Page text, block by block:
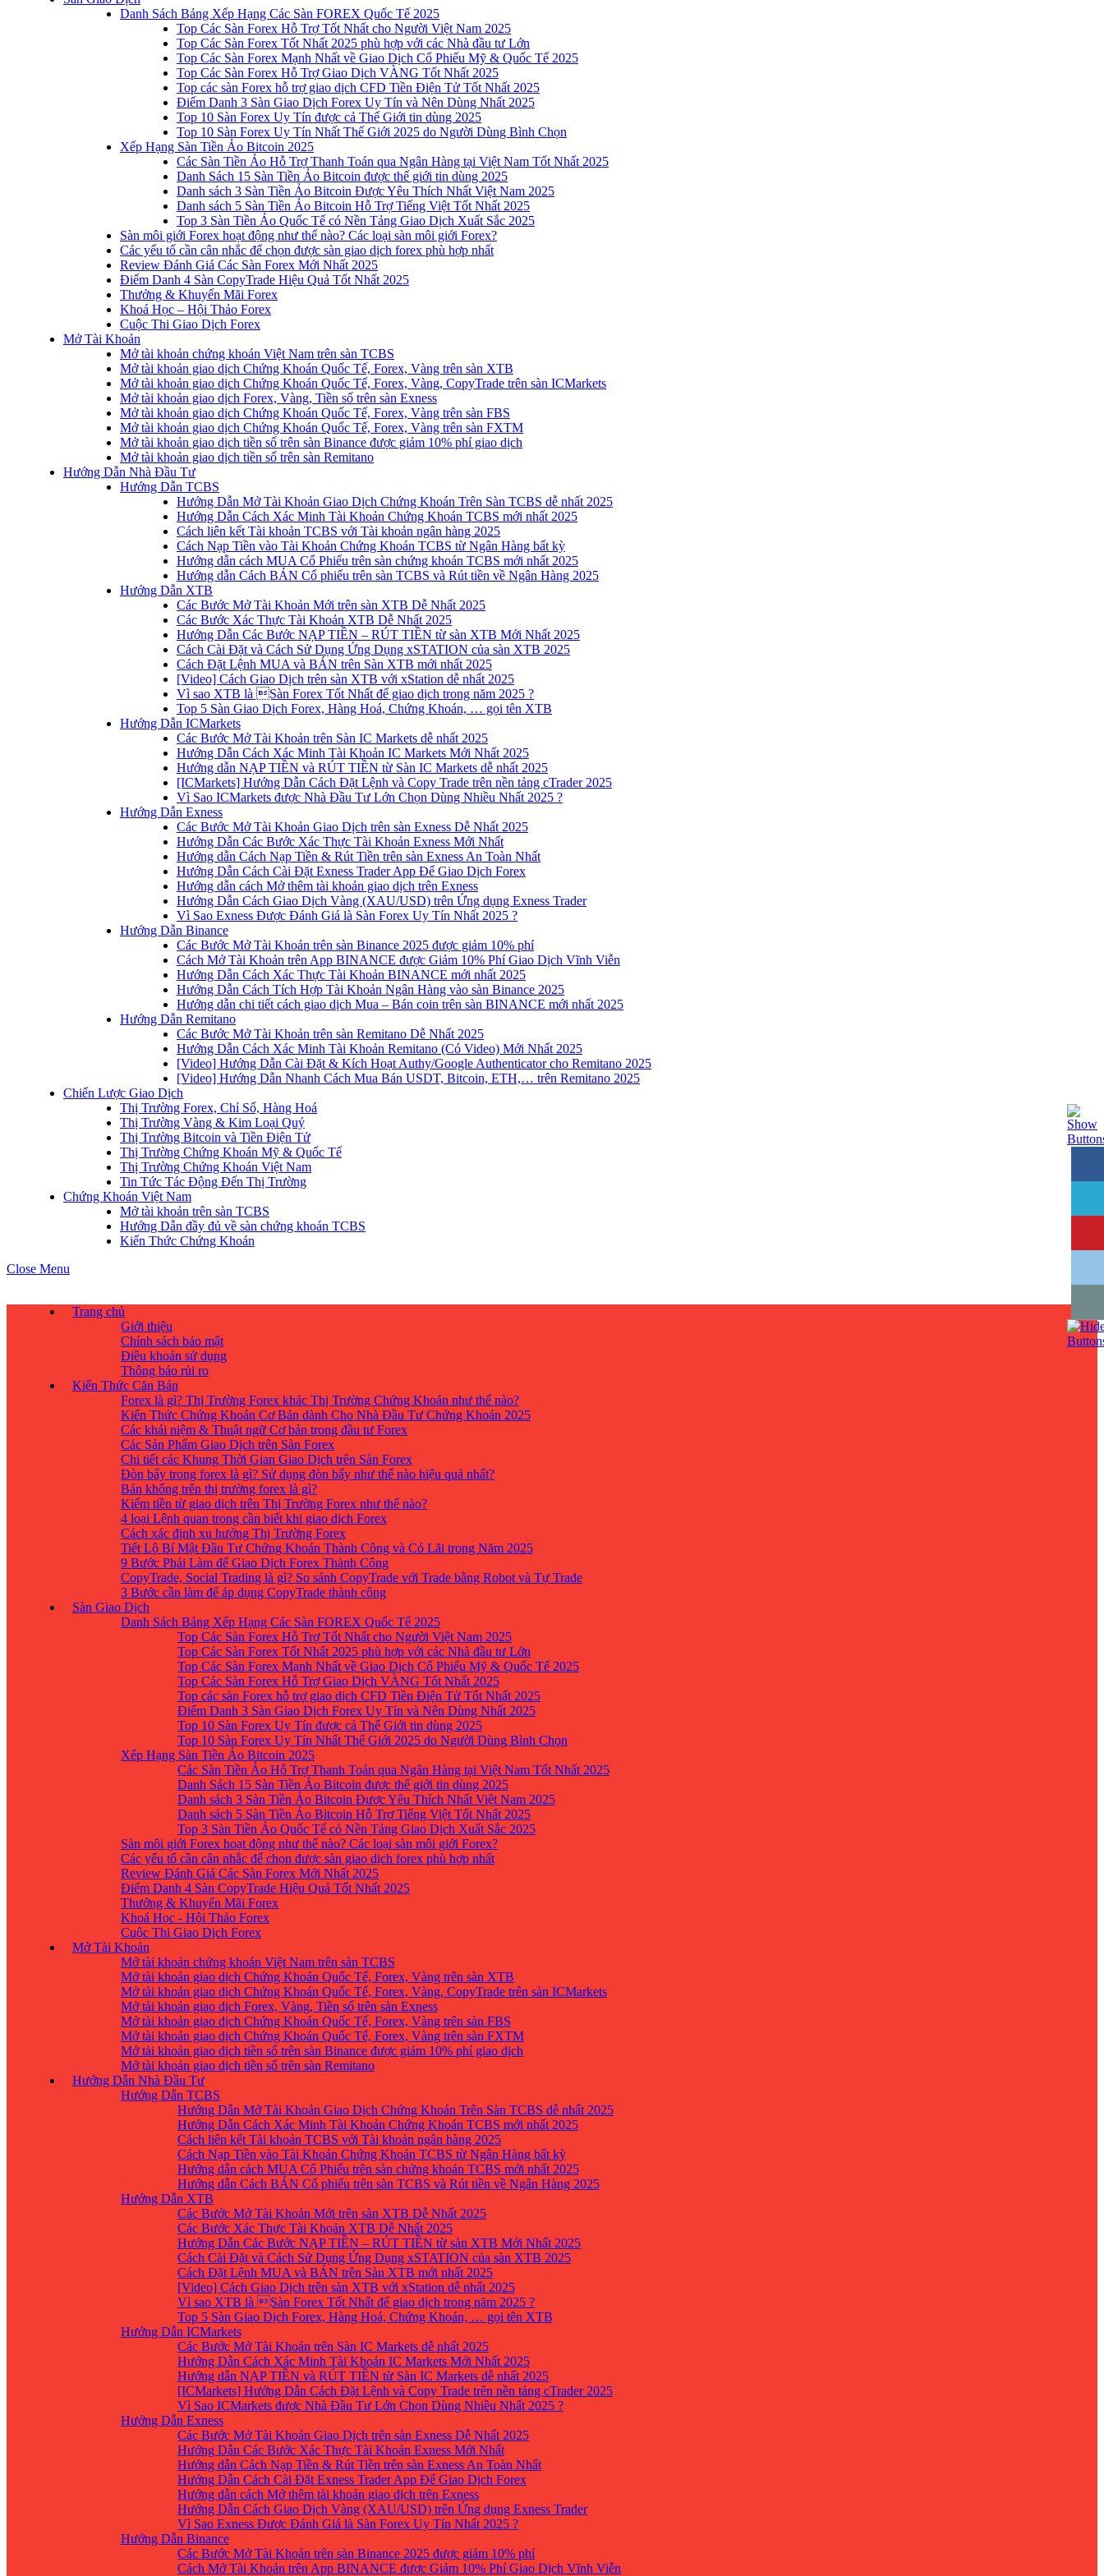
Danh Sách Bảng Xếp Hạng Các Sàn FOREX Quốc Tế 2025
Top Các Sàn Forex Hỗ Trợ Tốt Nhất cho Người Việt Nam 2025
Top Các Sàn Forex Tốt Nhất 2025 phù hợp với các Nhà đầu tư Lớn
Top Các Sàn Forex Mạnh Nhất về Giao Dịch Cổ Phiếu Mỹ & Quốc Tế 2025
Top Các Sàn Forex Hỗ Trợ Giao Dịch VÀNG Tốt Nhất 2025
Top các sàn Forex hỗ trợ giao dịch CFD Tiền Điện Tử Tốt Nhất 2025
Điểm Danh 3 Sàn Giao Dịch Forex Uy Tín và Nên Dùng Nhất 2025
Top 10 Sàn Forex Uy Tín được cả Thế Giới tin dùng 2025
Top 10 Sàn Forex Uy Tín Nhất Thế Giới 2025 do Người Dùng Bình Chọn
Xếp Hạng Sàn Tiền Ảo Bitcoin 2025
Các Sàn Tiền Ảo Hỗ Trợ Thanh Toán qua Ngân Hàng tại Việt Nam Tốt Nhất 2025
Danh Sách 15 Sàn Tiền Ảo Bitcoin được thế giới tin dùng 2025
Danh sách 3 Sàn Tiền Ảo Bitcoin Được Yêu Thích Nhất Việt Nam 2025
Danh sách 5 Sàn Tiền Ảo Bitcoin Hỗ Trợ Tiếng Việt Tốt Nhất 2025
Top 3 Sàn Tiền Ảo Quốc Tế có Nền Tảng Giao Dịch Xuất Sắc 2025
Sàn môi giới Forex hoạt động như thế nào? Các loại sàn môi giới Forex?
Các yếu tố cần cân nhắc để chọn được sàn giao dịch forex phù hợp nhất
Review Đánh Giá Các Sàn Forex Mới Nhất 2025
Điểm Danh 4 Sàn CopyTrade Hiệu Quả Tốt Nhất 2025
Thưởng & Khuyến Mãi Forex
Khoá Học – Hội Thảo Forex
Cuộc Thi Giao Dịch Forex
Mở Tài Khoản
Mở tài khoản chứng khoán Việt Nam trên sàn TCBS
Mở tài khoản giao dịch Chứng Khoán Quốc Tế, Forex, Vàng trên sàn XTB
Mở tài khoản giao dịch Chứng Khoán Quốc Tế, Forex, Vàng, CopyTrade trên sàn ICMarkets
Mở tài khoản giao dịch Forex, Vàng, Tiền số trên sàn Exness
Mở tài khoản giao dịch Chứng Khoán Quốc Tế, Forex, Vàng trên sàn FBS
Mở tài khoản giao dịch Chứng Khoán Quốc Tế, Forex, Vàng trên sàn FXTM
Mở tài khoản giao dịch tiền số trên sàn Binance được giảm 10% phí giao dịch
Mở tài khoản giao dịch tiền số trên sàn Remitano
Hướng Dẫn Nhà Đầu Tư
Hướng Dẫn TCBS
Hướng Dẫn Mở Tài Khoản Giao Dịch Chứng Khoán Trên Sàn TCBS dễ nhất 2025
Hướng Dẫn Cách Xác Minh Tài Khoản Chứng Khoán TCBS mới nhất 2025
Cách liên kết Tài khoản TCBS với Tài khoản ngân hàng 2025
Cách Nạp Tiền vào Tài Khoản Chứng Khoán TCBS từ Ngân Hàng bất kỳ
Hướng dẫn cách MUA Cổ Phiếu trên sàn chứng khoán TCBS mới nhất 2025
Hướng dẫn Cách BÁN Cổ phiếu trên sàn TCBS và Rút tiền về Ngân Hàng 2025
Hướng Dẫn XTB
Các Bước Mở Tài Khoản Mới trên sàn XTB Dễ Nhất 2025
Các Bước Xác Thực Tài Khoản XTB Dễ Nhất 2025
Hướng Dẫn Các Bước NẠP TIỀN – RÚT TIỀN từ sàn XTB Mới Nhất 2025
Cách Cài Đặt và Cách Sử Dụng Ứng Dụng xSTATION của sàn XTB 2025
Cách Đặt Lệnh MUA và BÁN trên Sàn XTB mới nhất 2025
[Video] Cách Giao Dịch trên sàn XTB với xStation dễ nhất 2025
Vì sao XTB là Sàn Forex Tốt Nhất để giao dịch trong năm 2025 ?
Top 5 Sàn Giao Dịch Forex, Hàng Hoá, Chứng Khoán, … gọi tên XTB
Hướng Dẫn ICMarkets
Các Bước Mở Tài Khoản trên Sàn IC Markets dễ nhất 2025
Hướng Dẫn Cách Xác Minh Tài Khoản IC Markets Mới Nhất 2025
Hướng dẫn NẠP TIỀN và RÚT TIỀN từ Sàn IC Markets dễ nhất 2025
[ICMarkets] Hướng Dẫn Cách Đặt Lệnh và Copy Trade trên nền tảng cTrader 2025
Vì Sao ICMarkets được Nhà Đầu Tư Lớn Chọn Dùng Nhiều Nhất 2025 ?
Hướng Dẫn Exness
Các Bước Mở Tài Khoản Giao Dịch trên sàn Exness Dễ Nhất 2025
Hướng Dẫn Các Bước Xác Thực Tài Khoản Exness Mới Nhất
Hướng dẫn Cách Nạp Tiền & Rút Tiền trên sàn Exness An Toàn Nhất
Hướng Dẫn Cách Cài Đặt Exness Trader App Để Giao Dịch Forex
Hướng dẫn cách Mở thêm tài khoản giao dịch trên Exness
Hướng Dẫn Cách Giao Dịch Vàng (XAU/USD) trên Ứng dụng Exness Trader
Vì Sao Exness Được Đánh Giá là Sàn Forex Uy Tín Nhất 2025 ?
Hướng Dẫn Binance
Các Bước Mở Tài Khoản trên sàn Binance 2025 được giảm 10% phí
Cách Mở Tài Khoản trên App BINANCE được Giảm 10% Phí Giao Dịch Vĩnh Viễn
Hướng Dẫn Cách Xác Thực Tài Khoản BINANCE mới nhất 2025
Hướng Dẫn Cách Tích Hợp Tài Khoản Ngân Hàng vào sàn Binance 2025
Hướng dẫn chi tiết cách giao dịch Mua – Bán coin trên sàn BINANCE mới nhất 2025
Hướng Dẫn Remitano
Các Bước Mở Tài Khoản trên sàn Remitano Dễ Nhất 2025
Hướng Dẫn Cách Xác Minh Tài Khoản Remitano (Có Video) Mới Nhất 2025
[Video] Hướng Dẫn Cài Đặt & Kích Hoạt Authy/Google Authenticator cho Remitano 2025
[Video] Hướng Dẫn Nhanh Cách Mua Bán USDT, Bitcoin, ETH,… trên Remitano 2025
Chiến Lược Giao Dịch
Thị Trường Forex, Chỉ Số, Hàng Hoá
Thị Trường Vàng & Kim Loại Quý
Thị Trường Bitcoin và Tiền Điện Tử
Thị Trường Chứng Khoán Mỹ & Quốc Tế
Thị Trường Chứng Khoán Việt Nam
Tin Tức Tác Động Đến Thị Trường
Chứng Khoán Việt Nam
Mở tài khoản trên sàn TCBS
Hướng Dẫn đầy đủ về sàn chứng khoán TCBS
Kiến Thức Chứng Khoán
Close Menu
Trang chủ
Giới thiệu
Chính sách bảo mật
Điều khoản sử dụng
Thông báo rủi ro
Kiến Thức Căn Bản
Forex là gì? Thị Trường Forex khác Thị Trường Chứng Khoán như thế nào?
Kiến Thức Chứng Khoán Cơ Bản dành Cho Nhà Đầu Tư Chứng Khoán 2025
Các khái niệm & Thuật ngữ Cơ bản trong đầu tư Forex
Các Sản Phẩm Giao Dịch trên Sàn Forex
Chi tiết các Khung Thời Gian Giao Dịch trên Sàn Forex
Đòn bẩy trong forex là gì? Sử dụng đòn bẩy như thế nào hiệu quả nhất?
Bán khống trên thị trường forex là gì?
Kiếm tiền từ giao dịch trên Thị Trường Forex như thế nào?
4 loại Lệnh quan trọng cần biết khi giao dịch Forex
Cách xác định xu hướng Thị Trường Forex
Tiết Lộ Bí Mật Đầu Tư Chứng Khoán Thành Công và Có Lãi trong Năm 2025
9 Bước Phải Làm để Giao Dịch Forex Thành Công
CopyTrade, Social Trading là gì? So sánh CopyTrade với Trade bằng Robot và Tự Trade
3 Bước cần làm để áp dụng CopyTrade thành công
Sàn Giao Dịch
Danh Sách Bảng Xếp Hạng Các Sàn FOREX Quốc Tế 2025
Top Các Sàn Forex Hỗ Trợ Tốt Nhất cho Người Việt Nam 2025
Top Các Sàn Forex Tốt Nhất 2025 phù hợp với các Nhà đầu tư Lớn
Top Các Sàn Forex Mạnh Nhất về Giao Dịch Cổ Phiếu Mỹ & Quốc Tế 2025
Top Các Sàn Forex Hỗ Trợ Giao Dịch VÀNG Tốt Nhất 2025
Top các sàn Forex hỗ trợ giao dịch CFD Tiền Điện Tử Tốt Nhất 2025
Điểm Danh 3 Sàn Giao Dịch Forex Uy Tín và Nên Dùng Nhất 2025
Top 10 Sàn Forex Uy Tín được cả Thế Giới tin dùng 2025
Top 10 Sàn Forex Uy Tín Nhất Thế Giới 2025 do Người Dùng Bình Chọn
Xếp Hạng Sàn Tiền Ảo Bitcoin 2025
Các Sàn Tiền Ảo Hỗ Trợ Thanh Toán qua Ngân Hàng tại Việt Nam Tốt Nhất 2025
Danh Sách 15 Sàn Tiền Ảo Bitcoin được thế giới tin dùng 2025
Danh sách 3 Sàn Tiền Ảo Bitcoin Được Yêu Thích Nhất Việt Nam 2025
Danh sách 5 Sàn Tiền Ảo Bitcoin Hỗ Trợ Tiếng Việt Tốt Nhất 2025
Top 3 Sàn Tiền Ảo Quốc Tế có Nền Tảng Giao Dịch Xuất Sắc 2025
Sàn môi giới Forex hoạt động như thế nào? Các loại sàn môi giới Forex?
Các yếu tố cần cân nhắc để chọn được sàn giao dịch forex phù hợp nhất
Review Đánh Giá Các Sàn Forex Mới Nhất 2025
Điểm Danh 4 Sàn CopyTrade Hiệu Quả Tốt Nhất 2025
Thưởng & Khuyến Mãi Forex
Khoá Học - Hội Thảo Forex
Cuộc Thi Giao Dịch Forex
Mở Tài Khoản
Mở tài khoản chứng khoán Việt Nam trên sàn TCBS
Mở tài khoản giao dịch Chứng Khoán Quốc Tế, Forex, Vàng trên sàn XTB
Mở tài khoản giao dịch Chứng Khoán Quốc Tế, Forex, Vàng, CopyTrade trên sàn ICMarkets
Mở tài khoản giao dịch Forex, Vàng, Tiền số trên sàn Exness
Mở tài khoản giao dịch Chứng Khoán Quốc Tế, Forex, Vàng trên sàn FBS
Mở tài khoản giao dịch Chứng Khoán Quốc Tế, Forex, Vàng trên sàn FXTM
Mở tài khoản giao dịch tiền số trên sàn Binance được giảm 10% phí giao dịch
Mở tài khoản giao dịch tiền số trên sàn Remitano
Hướng Dẫn Nhà Đầu Tư
Hướng Dẫn TCBS
Hướng Dẫn Mở Tài Khoản Giao Dịch Chứng Khoán Trên Sàn TCBS dễ nhất 2025
Hướng Dẫn Cách Xác Minh Tài Khoản Chứng Khoán TCBS mới nhất 2025
Cách liên kết Tài khoản TCBS với Tài khoản ngân hàng 2025
Cách Nạp Tiền vào Tài Khoản Chứng Khoán TCBS từ Ngân Hàng bất kỳ
Hướng dẫn cách MUA Cổ Phiếu trên sàn chứng khoán TCBS mới nhất 2025
Hướng dẫn Cách BÁN Cổ phiếu trên sàn TCBS và Rút tiền về Ngân Hàng 2025
Hướng Dẫn XTB
Các Bước Mở Tài Khoản Mới trên sàn XTB Dễ Nhất 2025
Các Bước Xác Thực Tài Khoản XTB Dễ Nhất 2025
Hướng Dẫn Các Bước NẠP TIỀN – RÚT TIỀN từ sàn XTB Mới Nhất 2025
Cách Cài Đặt và Cách Sử Dụng Ứng Dụng xSTATION của sàn XTB 2025
Cách Đặt Lệnh MUA và BÁN trên Sàn XTB mới nhất 2025
[Video] Cách Giao Dịch trên sàn XTB với xStation dễ nhất 2025
Vì sao XTB là Sàn Forex Tốt Nhất để giao dịch trong năm 2025 ?
Top 5 Sàn Giao Dịch Forex, Hàng Hoá, Chứng Khoán, … gọi tên XTB
Hướng Dẫn ICMarkets
Các Bước Mở Tài Khoản trên Sàn IC Markets dễ nhất 2025
Hướng Dẫn Cách Xác Minh Tài Khoản IC Markets Mới Nhất 2025
Hướng dẫn NẠP TIỀN và RÚT TIỀN từ Sàn IC Markets dễ nhất 2025
[ICMarkets] Hướng Dẫn Cách Đặt Lệnh và Copy Trade trên nền tảng cTrader 2025
Vì Sao ICMarkets được Nhà Đầu Tư Lớn Chọn Dùng Nhiều Nhất 2025 ?
Hướng Dẫn Exness
Các Bước Mở Tài Khoản Giao Dịch trên sàn Exness Dễ Nhất 2025
Hướng Dẫn Các Bước Xác Thực Tài Khoản Exness Mới Nhất
Hướng dẫn Cách Nạp Tiền & Rút Tiền trên sàn Exness An Toàn Nhất
Hướng Dẫn Cách Cài Đặt Exness Trader App Để Giao Dịch Forex
Hướng dẫn cách Mở thêm tài khoản giao dịch trên Exness
Hướng Dẫn Cách Giao Dịch Vàng (XAU/USD) trên Ứng dụng Exness Trader
Vì Sao Exness Được Đánh Giá là Sàn Forex Uy Tín Nhất 2025 ?
Hướng Dẫn Binance
Các Bước Mở Tài Khoản trên sàn Binance 2025 được giảm 10% phí
Cách Mở Tài Khoản trên App BINANCE được Giảm 10% Phí Giao Dịch Vĩnh Viễn